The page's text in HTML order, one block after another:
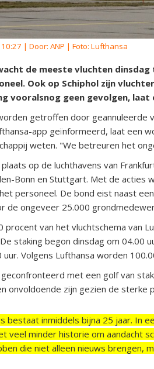
| Door: ANP | Foto: Lufthansa
de meeste vluchten
Ook op Schiphol zijn
vooralsnog geen gevolgen,
getroffen door geannuleerde
app geïnformeerd, laat een
weten. "We betreuren het
op de luchthavens van
Bonn en Stuttgart. Met de acties
personeel. De bond eist naast
de ongeveer 25.000
procent van het vluchtschema van
staking begon dinsdag om 04.00
uur. Volgens Lufthansa worden
met een golf van
onvoldoende zijn gezien de sterke
bestaat inmiddels bijna 25 jaar. In
veel minder historie om aandacht
die niet alleen nieuws brengen,